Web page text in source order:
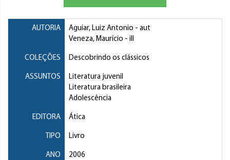
AUTORIA Aguiar, Luiz Antonio - aut
Veneza, Maurício - ill
COLEÇÕES Descobrindo os clássicos
ASSUNTOS
Literatura juvenil
Literatura brasileira
Adolescência
EDITORA Ática
TIPO Livro
ANO 2006